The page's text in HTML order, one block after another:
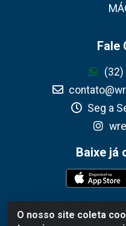
O nosso site coleta
Fale
Seg a
Baixe já
WR Embalagens - R.